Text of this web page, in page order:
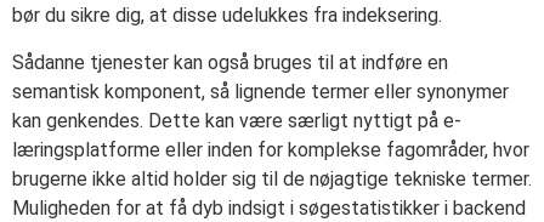
bør du sikre dig, at disse udelukkes fra indeksering.
Sådanne tjenester kan også bruges til at indføre en
semantisk komponent, så lignende termer eller synonymer
kan genkendes. Dette kan være særligt nyttigt på e-
læringsplatforme eller inden for komplekse fagområder, hvor
brugerne ikke altid holder sig til de nøjagtige tekniske termer.
Muligheden for at få dyb indsigt i søgestatistikker i backend